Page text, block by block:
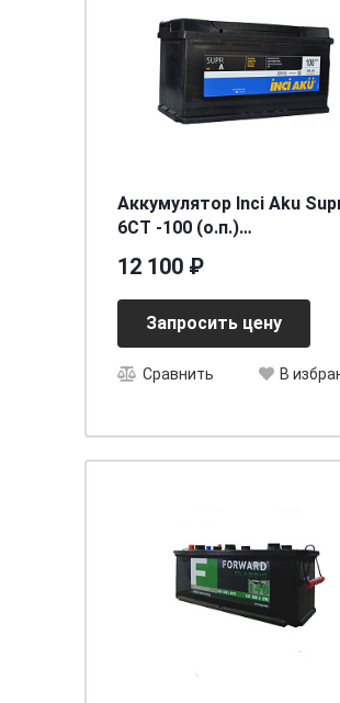
Аккумулятор Inci Aku
6СТ -100 (о.п.)
12 100 ₽
Запросить цену
Сравнить В